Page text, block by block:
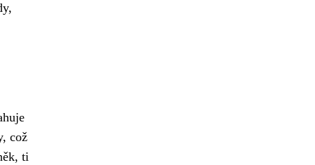
což
ti